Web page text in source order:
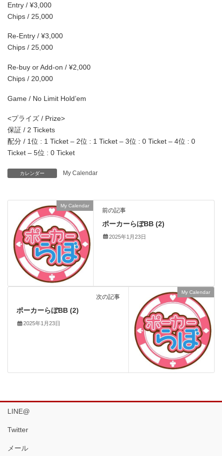
Entry / ¥3,000
Chips / 25,000
Re-Entry / ¥3,000
Chips / 25,000
Re-buy or Add-on / ¥2,000
Chips / 20,000
Game / No Limit Hold’em
<プライズ / Prize>
保証 / 2 Tickets
配分 / 1位 : 1 Ticket – 2位 : 1 Ticket – 3位 : 0 Ticket – 4位 : 0
Ticket – 5位 : 0 Ticket
カレンダー My Calendar
My Calendar
前の記事
ポーカーらぼBB (2)
2025年1月23日
My Calendar
次の記事
ポーカーらぼBB (2)
2025年1月23日
LINE@
Twitter
メール